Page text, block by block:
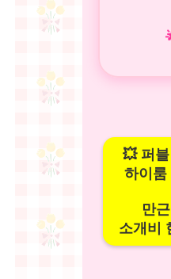
💥 퍼
하이룸
만
소개비